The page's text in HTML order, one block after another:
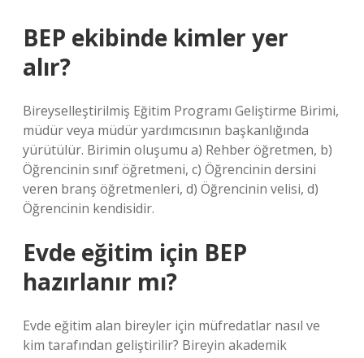
BEP ekibinde kimler yer
alır?
Bireyselleştirilmiş Eğitim Programı Geliştirme Birimi,
müdür veya müdür yardımcısının başkanlığında
yürütülür. Birimin oluşumu a) Rehber öğretmen, b)
Öğrencinin sınıf öğretmeni, c) Öğrencinin dersini
veren branş öğretmenleri, d) Öğrencinin velisi, d)
Öğrencinin kendisidir.
Evde eğitim için BEP
hazırlanır mı?
Evde eğitim alan bireyler için müfredatlar nasıl ve
kim tarafından geliştirilir? Bireyin akademik